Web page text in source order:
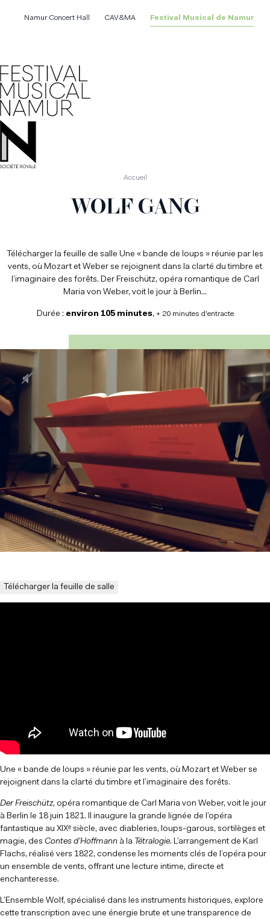
Namur Concert Hall CAV&MA Festival Musical de Namur
Accueil
WOLF GANG
Télécharger la feuille de salle Une « bande de loups » réunie par les
vents, où Mozart et Weber se rejoignent dans la clarté du timbre et
l’imaginaire des forêts. Der Freischütz, opéra romantique de Carl
Maria von Weber, voit le jour à Berlin...
Durée : environ 105 minutes, + 20 minutes d'entracte
Télécharger la feuille de salle
Une « bande de loups » réunie par les vents, où Mozart et Weber se
rejoignent dans la clarté du timbre et l’imaginaire des forêts.
Der Freischütz, opéra romantique de Carl Maria von Weber, voit le jour
à Berlin le 18 juin 1821. Il inaugure la grande lignée de l’opéra
fantastique au XIXᵉ siècle, avec diableries, loups-garous, sortilèges et
magie, des Contes d’Hoffmann à la Tétralogie. L’arrangement de Karl
Flachs, réalisé vers 1822, condense les moments clés de l’opéra pour
un ensemble de vents, offrant une lecture intime, directe et
enchanteresse.
L’Ensemble Wolf, spécialisé dans les instruments historiques, explore
cette transcription avec une énergie brute et une transparence de